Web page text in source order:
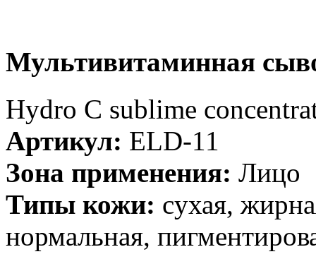
Мультивитаминная
Hydro C sublime
Артикул: ELD-11
Зона применения: Лицо
Типы кожи: cухая,
нормальная,